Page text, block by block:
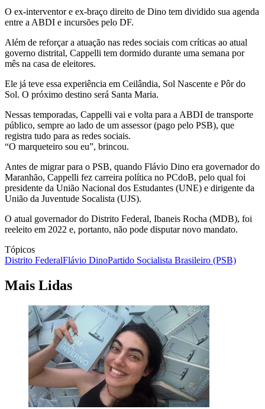
O ex-interventor e ex-braço direito de Dino tem dividido sua agenda
entre a ABDI e incursões pelo DF.
Além de reforçar a atuação nas redes sociais com críticas ao atual
governo distrital, Cappelli tem dormido durante uma semana por
mês na casa de eleitores.
Ele já teve essa experiência em Ceilândia, Sol Nascente e Pôr do
Sol. O próximo destino será Santa Maria.
Nessas temporadas, Cappelli vai e volta para a ABDI de transporte
público, sempre ao lado de um assessor (pago pelo PSB), que
registra tudo para as redes sociais.
“O marqueteiro sou eu”, brincou.
Antes de migrar para o PSB, quando Flávio Dino era governador do
Maranhão, Cappelli fez carreira política no PCdoB, pelo qual foi
presidente da União Nacional dos Estudantes (UNE) e dirigente da
União da Juventude Socalista (UJS).
O atual governador do Distrito Federal, Ibaneis Rocha (MDB), foi
reeleito em 2022 e, portanto, não pode disputar novo mandato.
Tópicos
Distrito FederalFlávio DinoPartido Socialista Brasileiro (PSB)
Mais Lidas